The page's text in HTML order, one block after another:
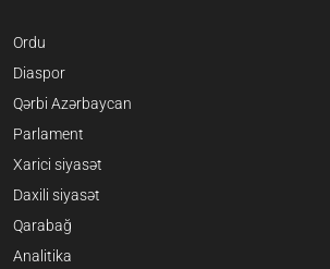
Ordu
Diaspor
Qərbi Azərbaycan
Parlament
Xarici siyasət
Daxili siyasət
Qarabağ
Analitika